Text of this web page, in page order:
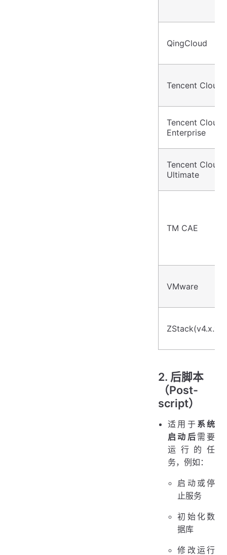
QingCloud
Tencent Cloud
Tencent Cloud
Enterprise
Tencent Cloud
Ultimate
TM CAE
VMware
ZStack(v4.x.x)
2. 后脚本
（Post-
script）
适用于 系统
启动后 需要
运行的任
务，例如：
启动或停
止服务
初始化数
据库
修改运行